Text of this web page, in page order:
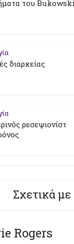
του Bukowski
διαρκείας
ρεσεψιονίστ
Σχετικά
Rogers